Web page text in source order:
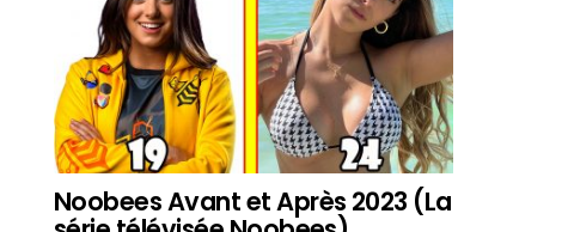
Noobees Avant et Après 2023 (La